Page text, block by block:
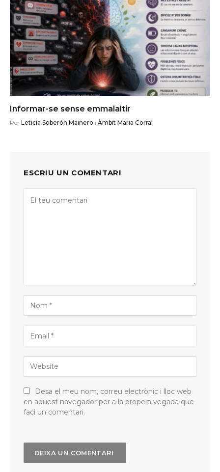
Informar-se sense emmalaltir
Per Leticia Soberón Mainero i Àmbit Maria Corral
ESCRIU UN COMENTARI
Desa el meu nom, correu electrònic i lloc web
en aquest navegador per a la propera vegada que
faci un comentari.